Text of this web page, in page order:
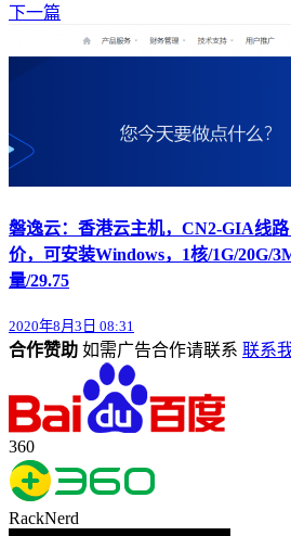
下一篇
磐逸云：香港云主机，CN2-GIA线
价，可安装Windows，1核/1G/20G/
量/29.75
2020年8月3日 08:31
合作赞助 如需广告合作请联系 联系
360
RackNerd